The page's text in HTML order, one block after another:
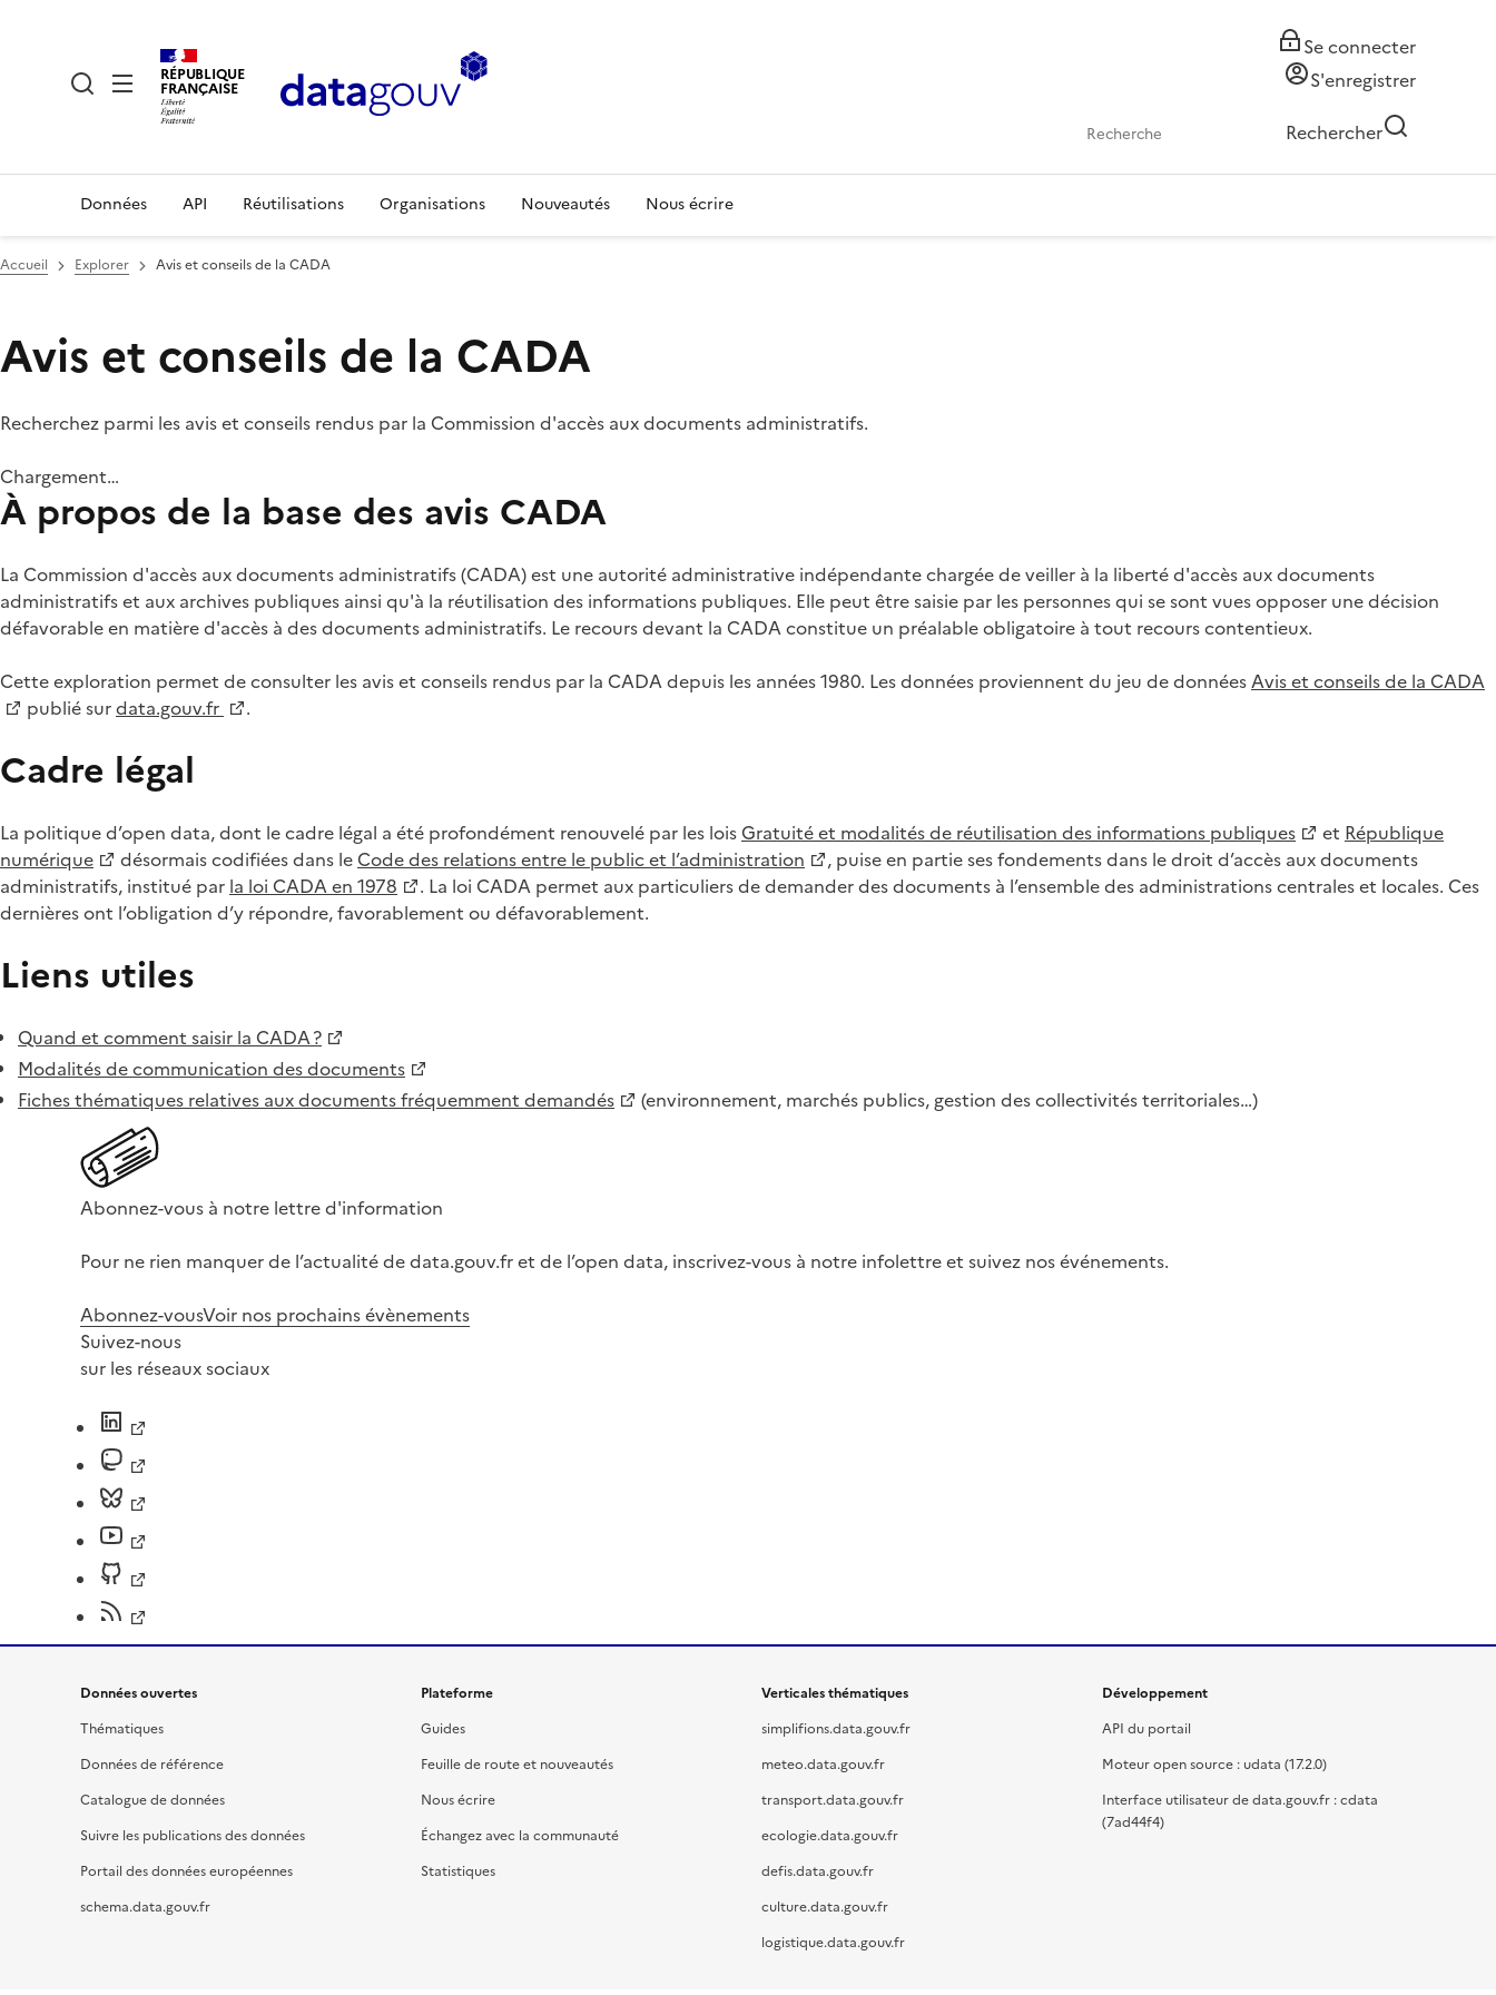
RÉPUBLIQUE
FRANÇAISE
Se connecter
S'enregistrer
Rechercher
Données API Réutilisations Organisations Nouveautés Nous écrire
Accueil Explorer Avis et conseils de la CADA
Avis et conseils de la CADA
Recherchez parmi les avis et conseils rendus par la Commission d'accès aux documents administratifs.
Chargement…
À propos de la base des avis CADA
La Commission d'accès aux documents administratifs (CADA) est une autorité administrative indépendante chargée de veiller à la liberté d'accès aux documents
administratifs et aux archives publiques ainsi qu'à la réutilisation des informations publiques. Elle peut être saisie par les personnes qui se sont vues opposer une décision
défavorable en matière d'accès à des documents administratifs. Le recours devant la CADA constitue un préalable obligatoire à tout recours contentieux.
Cette exploration permet de consulter les avis et conseils rendus par la CADA depuis les années 1980. Les données proviennent du jeu de donnéesAvis et conseils de la CADA
publié surdata.gouv.fr .
Cadre légal
La politique d’open data, dont le cadre légal a été profondément renouvelé par les loisGratuité et modalités de réutilisation des informations publiques et République
numérique
désormais codifiées dans le Code des relations entre le public et l’administration
, puise en partie ses fondements dans le droit d’accès aux documents
administratifs, institué par la loi CADA en 1978
. La loi CADA permet aux particuliers de demander des documents à l’ensemble des administrations centrales et locales. Ces
dernières ont l’obligation d’y répondre, favorablement ou défavorablement.
Liens utiles
Quand et comment saisir la CADA ?
Modalités de communication des documents
Fiches thématiques relatives aux documents fréquemment demandés
(environnement, marchés publics, gestion des collectivités territoriales…)
Abonnez-vous à notre lettre d'information
Pour ne rien manquer de l’actualité de data.gouv.fr et de l’open data, inscrivez-vous à notre infolettre et suivez nos événements.
Abonnez-vousVoir nos prochains évènements
Suivez-nous
sur les réseaux sociaux
Données ouvertes
Thématiques
Données de référence
Catalogue de données
Suivre les publications des données
Portail des données européennes
schema.data.gouv.fr
Plateforme
Guides
Feuille de route et nouveautés
Nous écrire
Échangez avec la communauté
Statistiques
Verticales thématiques
simplifions.data.gouv.fr
meteo.data.gouv.fr
transport.data.gouv.fr
ecologie.data.gouv.fr
defis.data.gouv.fr
culture.data.gouv.fr
logistique.data.gouv.fr
Développement
API du portail
Moteur open source : udata (17.2.0)
Interface utilisateur de data.gouv.fr : cdata
(7ad44f4)